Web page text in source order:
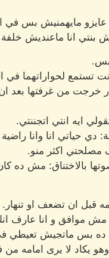
مايهمنيش بس في
بنتي انا ماعنديش خلفة
تستمع لحواراتهما في
خرجت من غرفتها بعد
ايه انتي اتجننتي.
دي حياتي انا وانا
اكثر منو.
بالاختناق: مش ده
قبل ان تضعف او تنهار.
موافق و انا عارف
ده بس ماتجيش تعيطي
يكاد لا يرى امامه